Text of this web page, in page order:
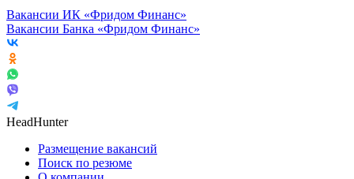
Вакансии ИК «Фридом Финанс»
Вакансии Банка «Фридом Финанс»
HeadHunter
Размещение вакансий
Поиск по резюме